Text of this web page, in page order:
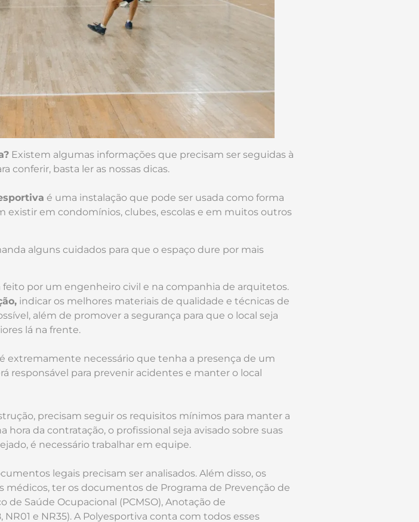
Existem algumas informações que precisam ser seguidas à
conferir, basta ler as nossas dicas.
é uma instalação que pode ser usada como forma
existir em condomínios, clubes, escolas e em muitos outros
alguns cuidados para que o espaço dure por mais
feito por um engenheiro civil e na companhia de arquitetos.
indicar os melhores materiais de qualidade e técnicas de
além de promover a segurança para que o local seja
lá na frente.
extremamente necessário que tenha a presença de um
responsável para prevenir acidentes e manter o local
precisam seguir os requisitos mínimos para manter a
da contratação, o profissional seja avisado sobre suas
é necessário trabalhar em equipe.
legais precisam ser analisados. Além disso, os
ter os documentos de Programa de Prevenção de
de Saúde Ocupacional (PCMSO), Anotação de
NR01 e NR35). A Polyesportiva conta com todos esses